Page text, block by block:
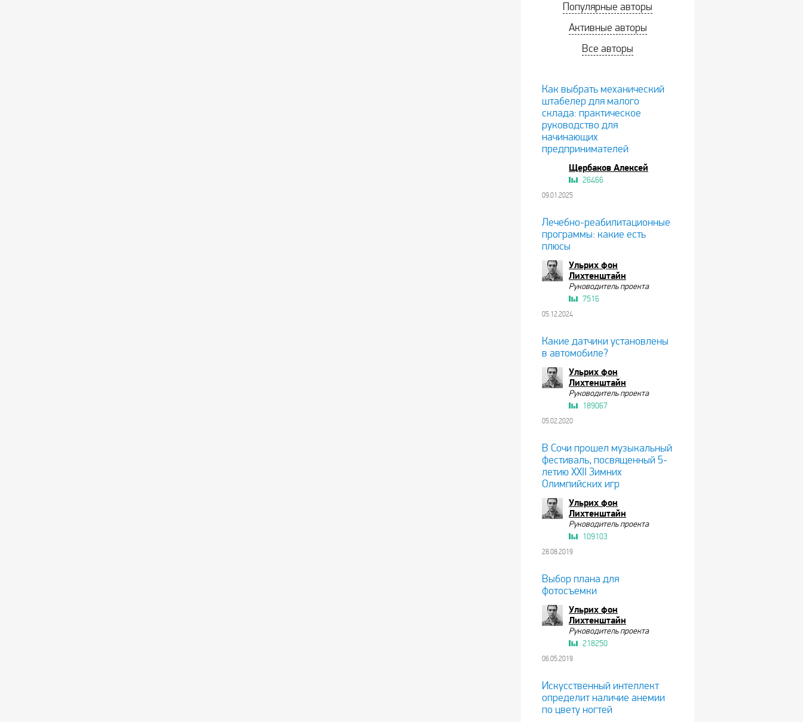
Популярные авторы
Активные авторы
Все авторы
Как выбрать механический
штабелер для малого
склада: практическое
руководство для
начинающих
предпринимателей
Щербаков Алексей
26466
09.01.2025
Лечебно-реабилитационные
программы: какие есть
плюсы
Ульрих фон
Лихтенштайн
Руководитель проекта
7516
05.12.2024
Какие датчики установлены
в автомобиле?
Ульрих фон
Лихтенштайн
Руководитель проекта
189067
05.02.2020
В Сочи прошел музыкальный
фестиваль, посвященный 5-
летию XXII Зимних
Олимпийских игр
Ульрих фон
Лихтенштайн
Руководитель проекта
109103
28.08.2019
Выбор плана для
фотосъемки
Ульрих фон
Лихтенштайн
Руководитель проекта
218250
06.05.2019
Искусственный интеллект
определит наличие анемии
по цвету ногтей